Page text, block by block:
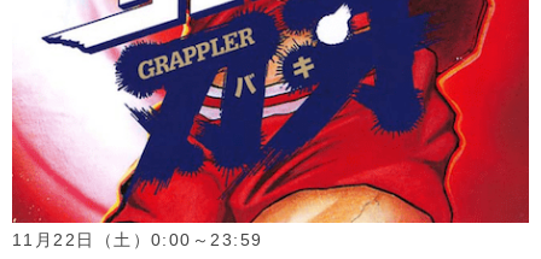
11月 22 日（土）0:00 ～ 23:59